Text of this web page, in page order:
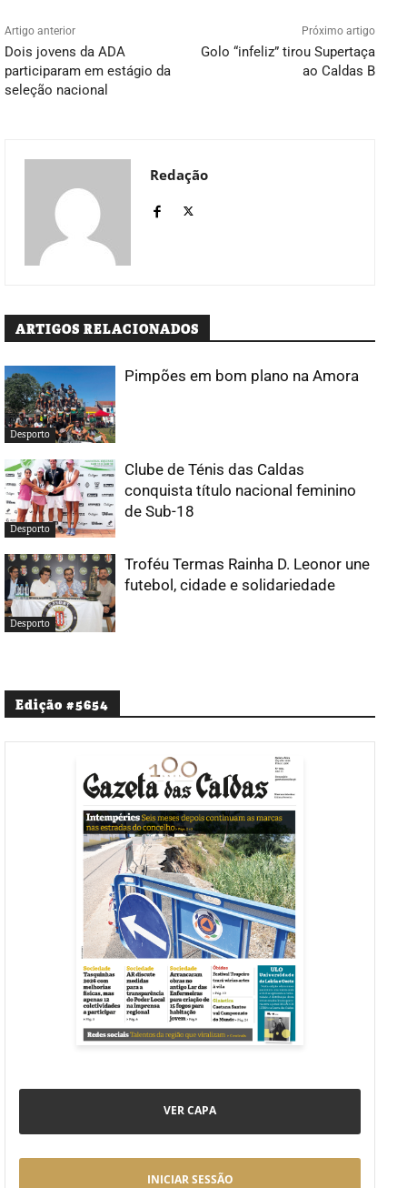
Artigo anterior
Dois jovens da ADA
participaram em estágio da
seleção nacional
Próximo artigo
Golo “infeliz” tirou Supertaça
ao Caldas B
Redação
ARTIGOS RELACIONADOS
Desporto
Pimpões em bom plano na Amora
Desporto
Clube de Ténis das Caldas
conquista título nacional feminino
de Sub-18
Desporto
Troféu Termas Rainha D. Leonor une
futebol, cidade e solidariedade
Edição #5654
VER CAPA
INICIAR SESSÃO